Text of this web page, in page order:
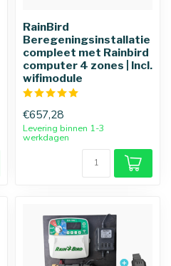
RainBird
Beregeningsinstallatie
compleet met Rainbird
computer 4 zones | Incl.
wifimodule
€657,28
Levering binnen 1-3
werkdagen